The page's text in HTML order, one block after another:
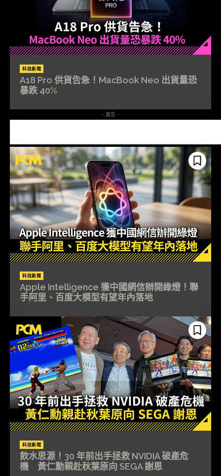
科技新聞
A18 Pro 供貨告急！MacBook Neo 出貨量恐
暴跌 40%
- 廣告 -
科技新聞
Apple Intelligence 獲中國網信辦開綠燈！聯
手阿里、百度大模型有望年內落地
科技新聞
飲水思源！30 年前出手拯救 NVIDIA 破產危
機 黃仁勳親赴秋葉原向 SEGA 謝恩